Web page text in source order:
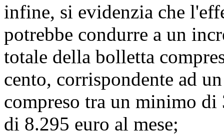
infine, si evidenzia che
potrebbe condurre a un
totale della bolletta
cento, corrispondente ad
compreso tra un minimo di
di 8.295 euro al mese;